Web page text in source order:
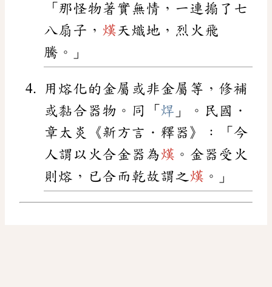
「那怪物著實無情，一連搧了七
八扇子， 熯天熾地，烈火飛
騰。」
用熔化的金屬或非金屬等，修補
或黏合器物。同「 焊 」。民國．
章太炎《新方言．釋器》：「今
人謂以火合金器為熯 。金器受火
則熔，已合而乾故謂之熯 。」